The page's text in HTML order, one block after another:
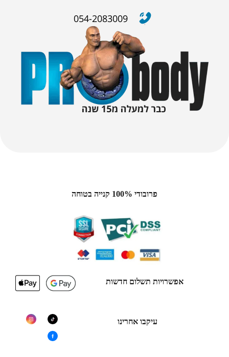
054-2083009
פרובודי 100% קנייה בטוחה
אפשרויות תשלום חדשות
עיקבו אחרינו